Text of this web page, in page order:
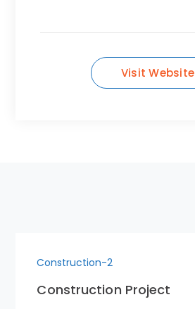
Visit Website
Construction-2
Construction Project